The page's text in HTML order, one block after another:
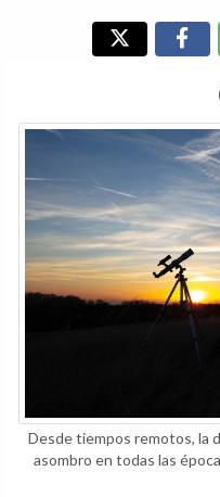
Desde tiempos remotos, la
asombro en todas las